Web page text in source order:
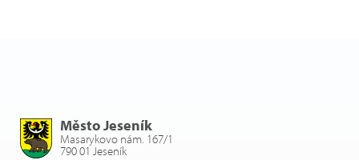
Město Jeseník
Masarykovo nám. 167/1
790 01 Jeseník